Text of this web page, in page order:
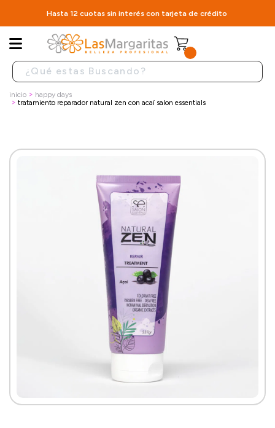
Hasta 12 cuotas sin interés con tarjeta de crédito
inicio
happy days
tratamiento reparador natural zen con acaí salon essentials